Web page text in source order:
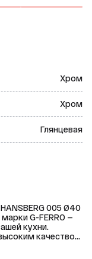
Хром
Хром
Глянцевая
005 Ø40
G-FERRO —
кухни.
качеством
*